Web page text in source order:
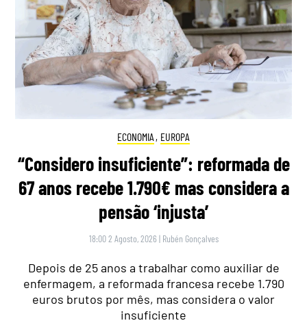
ECONOMIA , EUROPA
“Considero insuficiente”: reformada de
67 anos recebe 1.790€ mas considera a
pensão ‘injusta’
18:00 2 Agosto, 2026 | Rubén Gonçalves
Depois de 25 anos a trabalhar como auxiliar de
enfermagem, a reformada francesa recebe 1.790
euros brutos por mês, mas considera o valor
insuficiente